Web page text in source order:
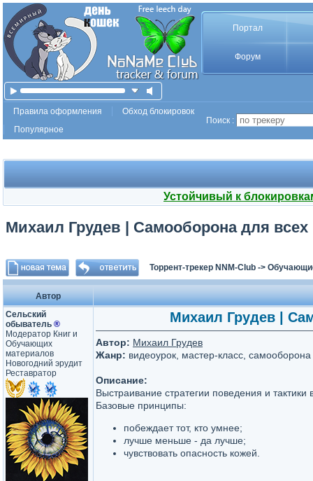
Портал
Форум
Правила оформления
Обход блокировок
Популярное
Поиск :
Устойчивый к
Михаил Грудев | Самооборона для всех
Торрент-трекер NNM-Club ->
Автор
Сельский
обыватель ®
Модератор Книг и
Обучающих
материалов
Новогодний эрудит
Реставратор
Михаил Грудев |
Автор: Михаил Грудев
Жанр: видеоурок, мастер-класс, самооборона
Описание:
Выстраивание стратегии поведения и тактики
Базовые принципы:
побеждает тот, кто умнее;
лучше меньше - да лучше;
чувствовать опасность кожей.